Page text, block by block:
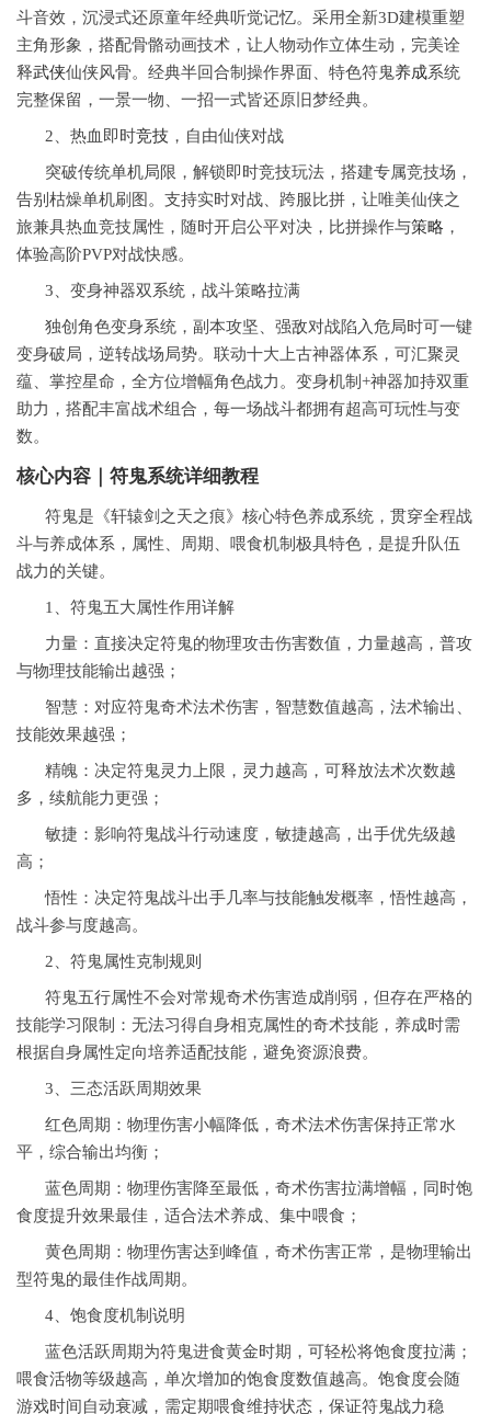
斗音效，沉浸式还原童年经典听觉记忆。采用全新3D建模重塑
主角形象，搭配骨骼动画技术，让人物动作立体生动，完美诠
释武侠仙侠风骨。经典半回合制操作界面、特色符鬼养成系统
完整保留，一景一物、一招一式皆还原旧梦经典。
2、热血即时竞技 ，自由仙侠对战
突破传统单机局限，解锁即时竞技玩法，搭建专属竞技场，
告别枯燥单机刷图。支持实时对战、跨服比拼，让唯美仙侠之
旅兼具热血竞技属性，随时开启公平对决，比拼操作与策略 ，
体验高阶PVP对战快感。
3、变身神器双系统，战斗策略拉满
独创角色变身系统，副本攻坚、强敌对战陷入危局时可一键
变身破局，逆转战场局势。联动十大上古神器体系，可汇聚灵
蕴、掌控星命，全方位增幅角色战力。变身机制+神器加持双重
助力，搭配丰富战术组合，每一场战斗都拥有超高可玩性与变
数。
核心内容｜符鬼系统详细教程
符鬼是《轩辕剑之天之痕》核心特色养成系统，贯穿全程战
斗与养成体系，属性、周期、喂食机制极具特色，是提升队伍
战力的关键。
1、符鬼五大属性作用详解
力量：直接决定符鬼的物理攻击伤害数值，力量越高，普攻
与物理技能输出越强；
智慧：对应符鬼奇术法术伤害，智慧数值越高，法术输出、
技能效果越强；
精魄：决定符鬼灵力上限，灵力越高，可释放法术次数越
多，续航能力更强；
敏捷：影响符鬼战斗行动速度，敏捷越高，出手优先级越
高；
悟性：决定符鬼战斗出手几率与技能触发概率，悟性越高，
战斗参与度越高。
2、符鬼属性克制规则
符鬼五行属性不会对常规奇术伤害造成削弱，但存在严格的
技能学习限制：无法习得自身相克属性的奇术技能，养成时需
根据自身属性定向培养适配技能，避免资源浪费。
3、三态活跃周期效果
红色周期：物理伤害小幅降低，奇术法术伤害保持正常水
平，综合输出均衡；
蓝色周期：物理伤害降至最低，奇术伤害拉满增幅，同时饱
食度提升效果最佳，适合法术养成、集中喂食；
黄色周期：物理伤害达到峰值，奇术伤害正常，是物理输出
型符鬼的最佳作战周期。
4、饱食度机制说明
蓝色活跃周期为符鬼进食黄金时期，可轻松将饱食度拉满；
喂食活物等级越高，单次增加的饱食度数值越高。饱食度会随
游戏时间自动衰减，需定期喂食维持状态，保证符鬼战力稳